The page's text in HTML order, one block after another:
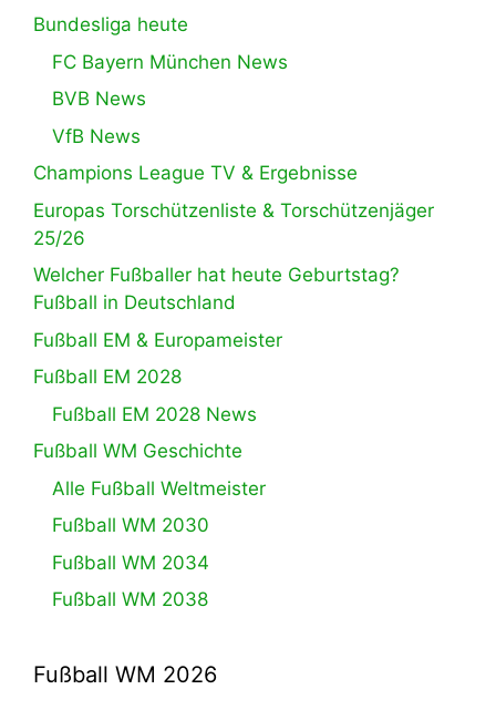
Bundesliga heute
FC Bayern München News
BVB News
VfB News
Champions League TV & Ergebnisse
Europas Torschützenliste & Torschützenjäger
25/26
Welcher Fußballer hat heute Geburtstag?
Fußball in Deutschland
Fußball EM & Europameister
Fußball EM 2028
Fußball EM 2028 News
Fußball WM Geschichte
Alle Fußball Weltmeister
Fußball WM 2030
Fußball WM 2034
Fußball WM 2038
Fußball WM 2026